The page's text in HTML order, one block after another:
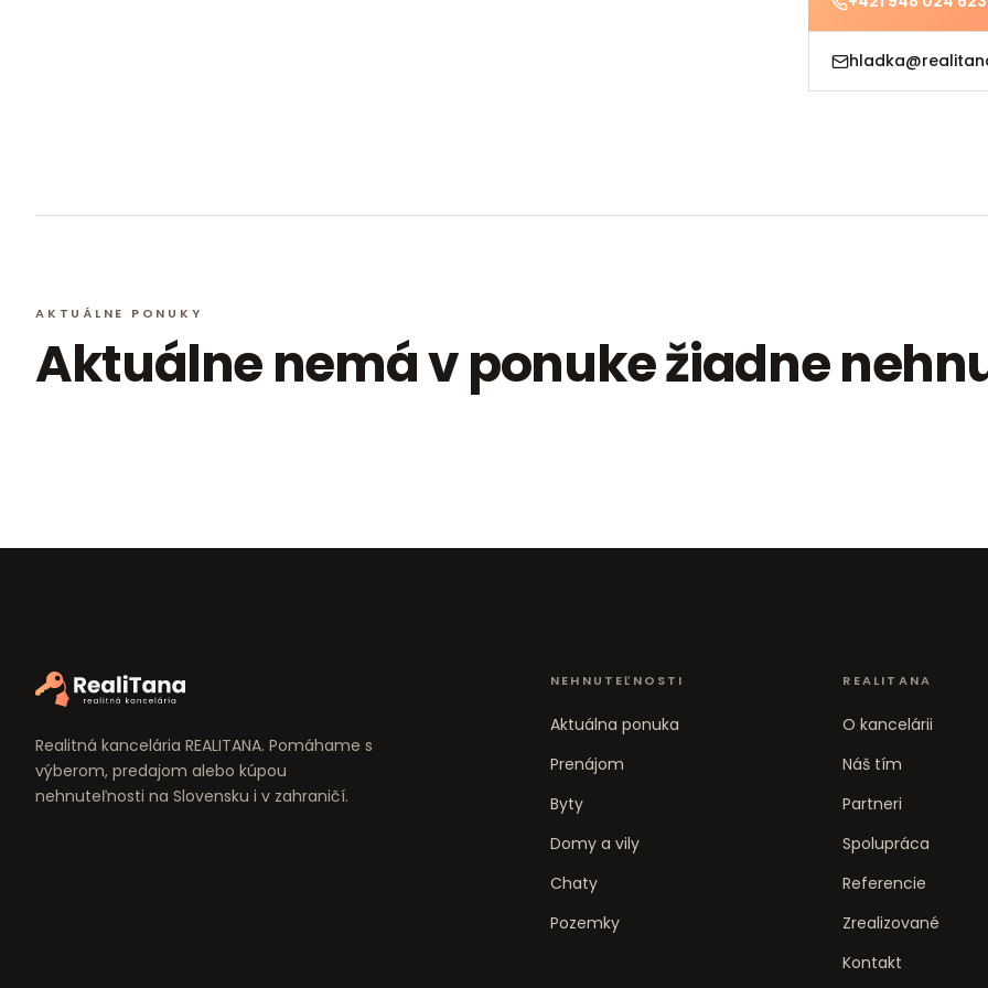
AKTUÁLNE PONUKY
Aktuálne nemá v ponuke žiadne
Realitná kancelária REALITANA. Pomáhame s
výberom, predajom alebo kúpou
nehnuteľnosti na Slovensku i v zahraničí.
NEHNUTEĽNOSTI
Aktuálna ponuka
Prenájom
Byty
Domy a vily
Chaty
Pozemky
REALITANA
O kancelárii
Náš tím
Partneri
Spolupráca
Referencie
Zrealizované
Kontakt